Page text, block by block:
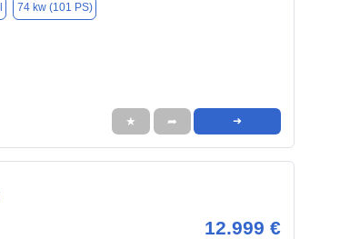
74 kw (101 PS)
★ ➦ ➜
12.999 €